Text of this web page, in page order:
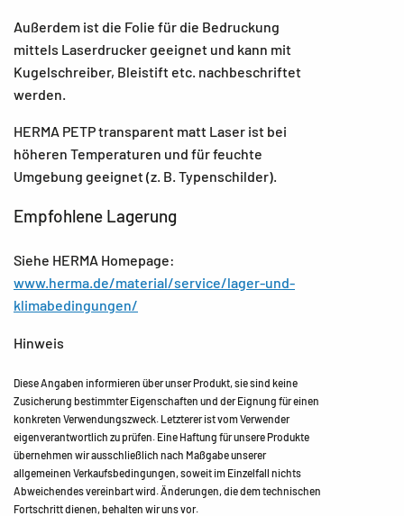
Außerdem ist die Folie für die Bedruckung
mittels Laserdrucker geeignet und kann mit
Kugelschreiber, Bleistift etc. nachbeschriftet
werden.
HERMA PETP transparent matt Laser ist bei
höheren Temperaturen und für feuchte
Umgebung geeignet (z. B. Typenschilder).
Empfohlene Lagerung
Siehe HERMA Homepage:
www.herma.de/material/service/lager-und-
klimabedingungen/
Hinweis
Diese Angaben informieren über unser Produkt, sie sind keine
Zusicherung bestimmter Eigenschaften und der Eignung für einen
konkreten Verwendungszweck. Letzterer ist vom Verwender
eigenverantwortlich zu prüfen. Eine Haftung für unsere Produkte
übernehmen wir ausschließlich nach Maßgabe unserer
allgemeinen Verkaufsbedingungen, soweit im Einzelfall nichts
Abweichendes vereinbart wird. Änderungen, die dem technischen
Fortschritt dienen, behalten wir uns vor.